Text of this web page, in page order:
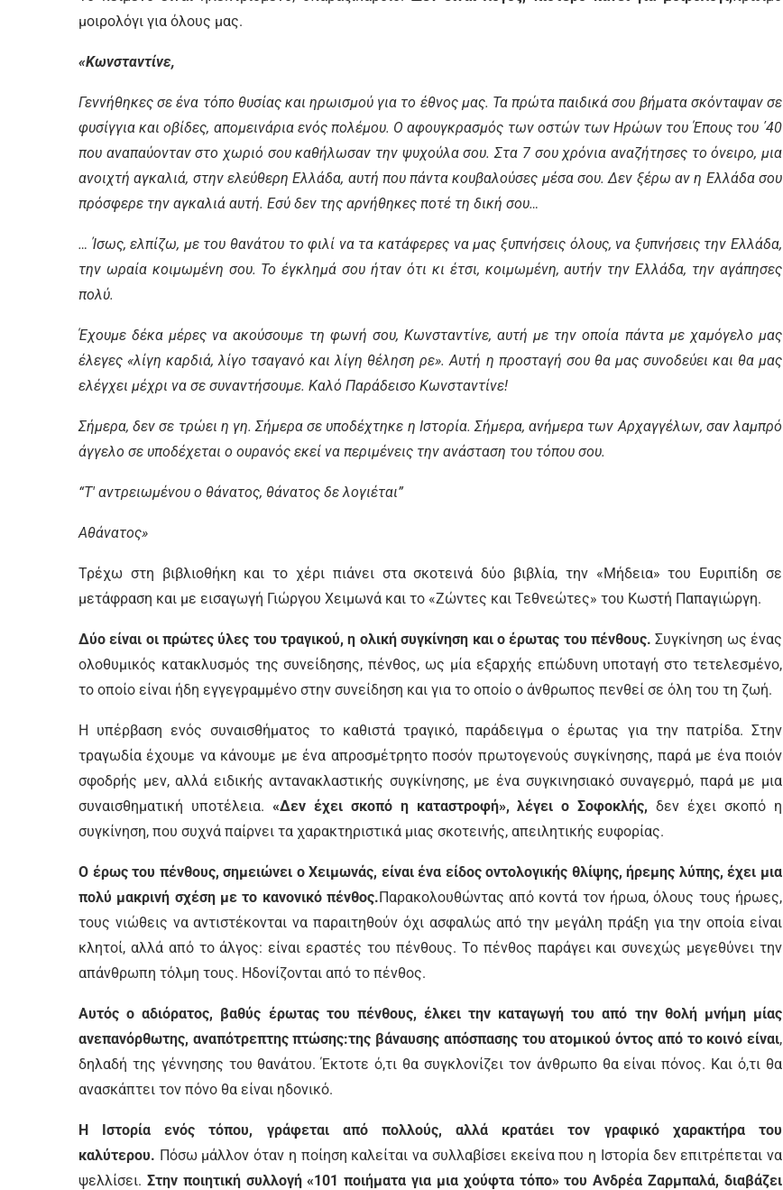
μοιρολόγι για όλους μας.
«Κωνσταντίνε,
Γεννήθηκες σε ένα τόπο θυσίας και ηρωισμού για το έθνος μας. Τα πρώτα παιδικά σου βήματα σκόνταψαν σε
φυσίγγια και οβίδες, απομεινάρια ενός πολέμου. Ο αφουγκρασμός των οστών των Ηρώων του Έπους του ΄40
που αναπαύονταν στο χωριό σου καθήλωσαν την ψυχούλα σου. Στα 7 σου χρόνια αναζήτησες το όνειρο, μια
ανοιχτή αγκαλιά, στην ελεύθερη Ελλάδα, αυτή που πάντα κουβαλούσες μέσα σου. Δεν ξέρω αν η Ελλάδα σου
πρόσφερε την αγκαλιά αυτή. Εσύ δεν της αρνήθηκες ποτέ τη δική σου…
… Ίσως, ελπίζω, με του θανάτου το φιλί να τα κατάφερες να μας ξυπνήσεις όλους, να ξυπνήσεις την Ελλάδα,
την ωραία κοιμωμένη σου. Το έγκλημά σου ήταν ότι κι έτσι, κοιμωμένη, αυτήν την Ελλάδα, την αγάπησες
πολύ.
Έχουμε δέκα μέρες να ακούσουμε τη φωνή σου, Κωνσταντίνε, αυτή με την οποία πάντα με χαμόγελο μας
έλεγες «λίγη καρδιά, λίγο τσαγανό και λίγη θέληση ρε». Αυτή η προσταγή σου θα μας συνοδεύει και θα μας
ελέγχει μέχρι να σε συναντήσουμε. Καλό Παράδεισο Κωνσταντίνε!
Σήμερα, δεν σε τρώει η γη. Σήμερα σε υποδέχτηκε η Ιστορία. Σήμερα, ανήμερα των Αρχαγγέλων, σαν λαμπρό
άγγελο σε υποδέχεται ο ουρανός εκεί να περιμένεις την ανάσταση του τόπου σου.
“Τ′ αντρειωμένου ο θάνατος, θάνατος δε λογιέται”
Αθάνατος»
Τρέχω στη βιβλιοθήκη και το χέρι πιάνει στα σκοτεινά δύο βιβλία, την «Μήδεια» του Ευριπίδη σε
μετάφραση και με εισαγωγή Γιώργου Χειμωνά και το «Ζώντες και Τεθνεώτες» του Κωστή Παπαγιώργη.
Δύο είναι οι πρώτες ύλες του τραγικού, η ολική συγκίνηση και ο έρωτας του πένθους. Συγκίνηση ως ένας
ολοθυμικός κατακλυσμός της συνείδησης, πένθος, ως μία εξαρχής επώδυνη υποταγή στο τετελεσμένο,
το οποίο είναι ήδη εγγεγραμμένο στην συνείδηση και για το οποίο ο άνθρωπος πενθεί σε όλη του τη ζωή.
Η υπέρβαση ενός συναισθήματος το καθιστά τραγικό, παράδειγμα ο έρωτας για την πατρίδα. Στην
τραγωδία έχουμε να κάνουμε με ένα απροσμέτρητο ποσόν πρωτογενούς συγκίνησης, παρά με ένα ποιόν
σφοδρής μεν, αλλά ειδικής αντανακλαστικής συγκίνησης, με ένα συγκινησιακό συναγερμό, παρά με μια
συναισθηματική υποτέλεια. «Δεν έχει σκοπό η καταστροφή», λέγει ο Σοφοκλής, δεν έχει σκοπό η
συγκίνηση, που συχνά παίρνει τα χαρακτηριστικά μιας σκοτεινής, απειλητικής ευφορίας.
Ο έρως του πένθους, σημειώνει ο Χειμωνάς, είναι ένα είδος οντολογικής θλίψης, ήρεμης λύπης, έχει μια
πολύ μακρινή σχέση με το κανονικό πένθος.Παρακολουθώντας από κοντά τον ήρωα, όλους τους ήρωες,
τους νιώθεις να αντιστέκονται να παραιτηθούν όχι ασφαλώς από την μεγάλη πράξη για την οποία είναι
κλητοί, αλλά από το άλγος: είναι εραστές του πένθους. Το πένθος παράγει και συνεχώς μεγεθύνει την
απάνθρωπη τόλμη τους. Ηδονίζονται από το πένθος.
Αυτός ο αδιόρατος, βαθύς έρωτας του πένθους, έλκει την καταγωγή του από την θολή μνήμη μίας
ανεπανόρθωτης, αναπότρεπτης πτώσης:της βάναυσης απόσπασης του ατομικού όντος από το κοινό είναι,
δηλαδή της γέννησης του θανάτου. Έκτοτε ό,τι θα συγκλονίζει τον άνθρωπο θα είναι πόνος. Και ό,τι θα
ανασκάπτει τον πόνο θα είναι ηδονικό.
Η Ιστορία ενός τόπου, γράφεται από πολλούς, αλλά κρατάει τον γραφικό χαρακτήρα του
καλύτερου. Πόσω μάλλον όταν η ποίηση καλείται να συλλαβίσει εκείνα που η Ιστορία δεν επιτρέπεται να
ψελλίσει. Στην ποιητική συλλογή «101 ποιήματα για μια χούφτα τόπο» του Ανδρέα Ζαρμπαλά, διαβάζει